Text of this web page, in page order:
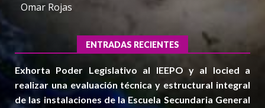
Omar Rojas
ENTRADAS RECIENTES
Exhorta Poder Legislativo al IEEPO y al Iocied a
realizar una evaluación técnica y estructural integral
de las instalaciones de la Escuela Secundaria General